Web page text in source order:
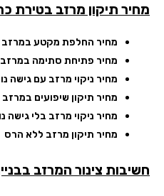
תיקון מרזבבטירת כרמל
מחיר החלפת מקטע במרזב
מ-150 ₪
מחיר פתיחת סתימה במרזב
מ-500 ₪
מחיר ניקוי מרזב עם גישה נוחה
מחיר תיקון שיפועים במרזב
מ-500 ₪
מחיר ניקוי מרזב בלי גישה נוחה
מחיר תיקון מרזב ללא הרס
מ-2,000 ₪
צינור המרזב בבניין